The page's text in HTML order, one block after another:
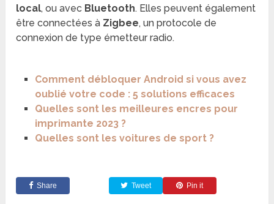
local, ou avec Bluetooth. Elles peuvent également
être connectées à Zigbee, un protocole de
connexion de type émetteur radio.
Comment débloquer Android si vous avez
oublié votre code : 5 solutions efficaces
Quelles sont les meilleures encres pour
imprimante 2023 ?
Quelles sont les voitures de sport ?
Share Tweet Pin it